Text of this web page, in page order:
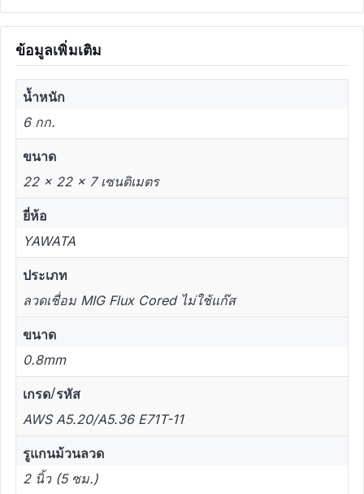
ข้อมูลเพิ่มเติม
น้ำหนัก
6 กก.
ขนาด
22 × 22 × 7 เซนติเมตร
ยี่ห้อ
YAWATA
ประเภท
ลวดเชื่อม MIG Flux Cored ไม่ใช้แก๊ส
ขนาด
0.8mm
เกรด/รหัส
AWS A5.20/A5.36 E71T-11
รูแกนม้วนลวด
2 นิ้ว (5 ซม.)